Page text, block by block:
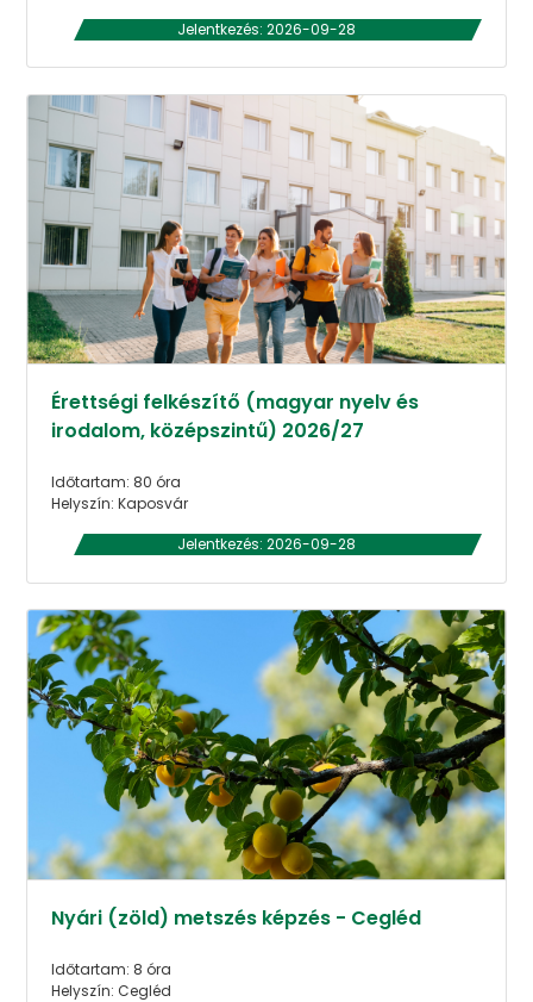
Jelentkezés: 2026-09-28
Érettségi felkészítő (magyar nyelv és
irodalom, középszintű) 2026/27
Időtartam: 80 óra
Helyszín: Kaposvár
Jelentkezés: 2026-09-28
Nyári (zöld) metszés képzés - Cegléd
Időtartam: 8 óra
Helyszín: Cegléd